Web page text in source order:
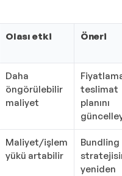
Olası etki Öneri
Daha
öngörülebilir
maliyet
teslimat
planını
Maliyet/işlem
yükü artabilir
Bundling
yeniden